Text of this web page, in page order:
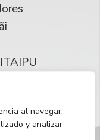
al navegar,
y analizar